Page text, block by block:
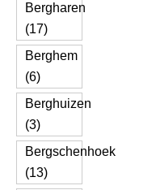
Bergharen
(17)
Berghem
(6)
Berghuizen
(3)
Bergschenhoek
(13)